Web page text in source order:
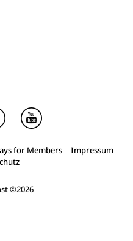
for Members
Impressum
©2026